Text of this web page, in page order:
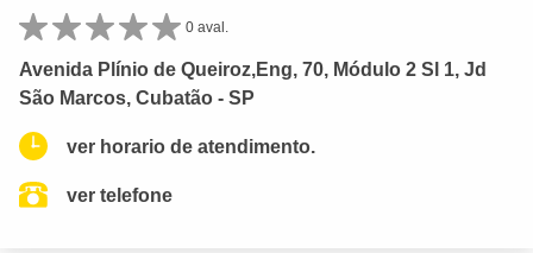
0 aval.
Avenida Plínio de Queiroz,Eng, 70, Módulo 2 Sl 1, Jd
São Marcos, Cubatão - SP
ver horario de atendimento.
ver telefone